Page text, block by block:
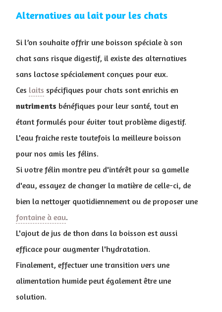
Alternatives au lait pour les chats
Si l’on souhaite offrir une boisson spéciale à son
chat sans risque digestif, il existe des alternatives
sans lactose spécialement conçues pour eux.
Ces laits spécifiques pour chats sont enrichis en
nutriments bénéfiques pour leur santé, tout en
étant formulés pour éviter tout problème digestif.
L'eau fraiche reste toutefois la meilleure boisson
pour nos amis les félins.
Si votre félin montre peu d'intérêt pour sa gamelle
d'eau, essayez de changer la matière de celle-ci, de
bien la nettoyer quotidiennement ou de proposer une
fontaine à eau.
L'ajout de jus de thon dans la boisson est aussi
efficace pour augmenter l'hydratation.
Finalement, effectuer une transition vers une
alimentation humide peut également être une
solution.